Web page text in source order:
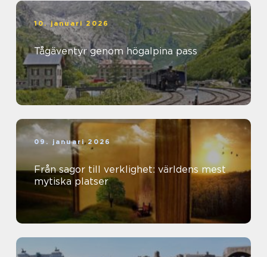
10. januari 2026
Tågäventyr genom högalpina pass
09. januari 2026
Från sagor till verklighet: världens mest
mytiska platser